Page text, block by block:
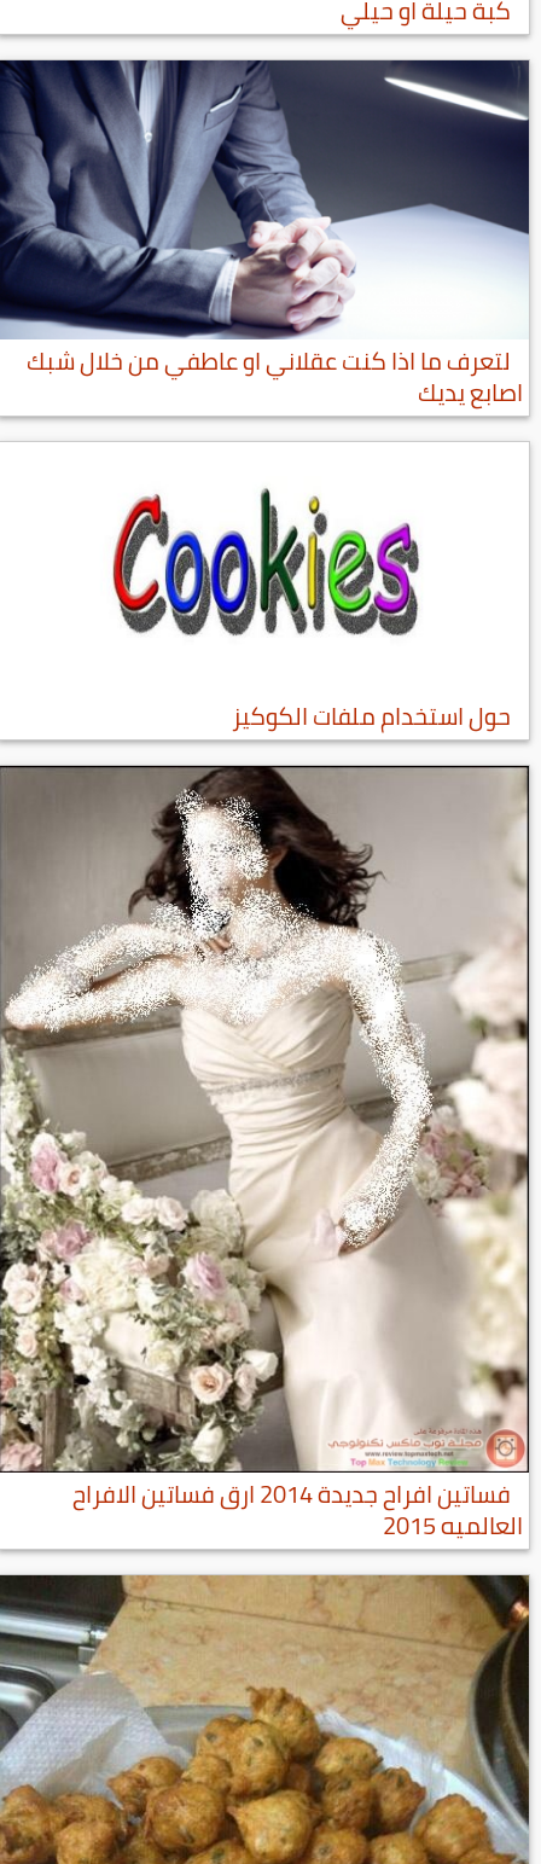
كبة حيلة او حيلي
لتعرف ما اذا كنت عقلاني او عاطفي من خلال شبك
اصابع يديك
حول استخدام ملفات الكوكيز
فساتين افراح جديدة 2014 ارق فساتين الافراح
العالميه 2015